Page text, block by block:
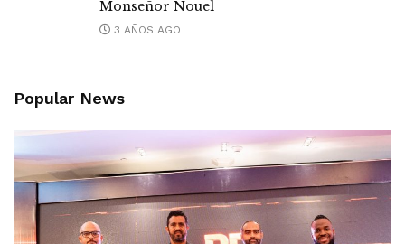
Monseñor Nouel
3 AÑOS AGO
Popular News